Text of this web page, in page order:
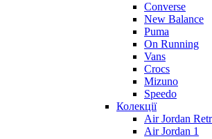
Converse
New Balance
Puma
On Running
Vans
Crocs
Mizuno
Speedo
Колекції
Air Jordan
Air Jordan 1